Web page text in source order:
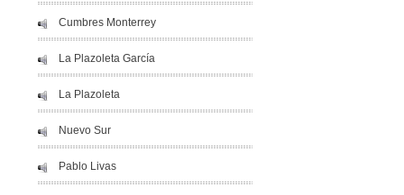
Cumbres Monterrey
La Plazoleta García
La Plazoleta
Nuevo Sur
Pablo Livas